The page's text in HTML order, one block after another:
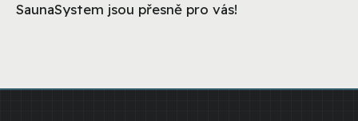
SaunaSystem jsou přesně pro vás!